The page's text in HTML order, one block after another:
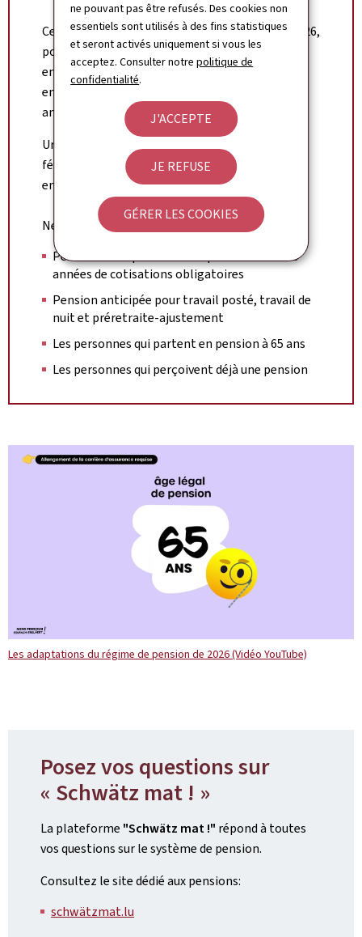
ne pouvant pas être refusés. Des cookies non
essentiels sont utilisés à des fins statistiques
et seront activés uniquement si vous les
acceptez. Consulter notrepolitique de
confidentialité.
J'ACCEPTE
JE REFUSE
GÉRER LES COOKIES
Cela signifie qu’une personne qui, en octobre 2026,
possède une carrière d’assurance de 40 ans, doit
encore cotiser 1 mois supplémentaire et peut
ensuite, en novembre 2026, partir en pension
anticipée.
Une personne qui part en pension anticipée en
février 2030 cotise 8 mois de plus et part ensuite
en octobre 2030 en pension.
Ne sont pas concernés :
Pension anticipée à 57 ans après au moins 40
années de cotisations obligatoires
Pension anticipée pour travail posté, travail de
nuit et préretraite-ajustement
Les personnes qui partent en pension à 65 ans
Les personnes qui perçoivent déjà une pension
Les adaptations du régime de pension de 2026 (Vidéo YouTube)
Posez vos questions sur
« Schwätz mat ! »
La plateforme "Schwätz mat !" répond à toutes
vos questions sur le système de pension.
Consultez le site dédié aux pensions:
schwätzmat.lu